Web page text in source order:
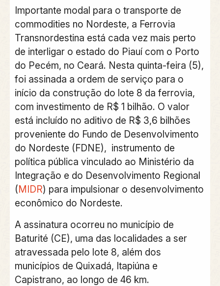
Importante modal para o transporte de
commodities no Nordeste, a Ferrovia
Transnordestina está cada vez mais perto
de interligar o estado do Piauí com o Porto
do Pecém, no Ceará. Nesta quinta-feira (5),
foi assinada a ordem de serviço para o
início da construção do lote 8 da ferrovia,
com investimento de R$ 1 bilhão. O valor
está incluído no aditivo de R$ 3,6 bilhões
proveniente do Fundo de Desenvolvimento
do Nordeste (FDNE), instrumento de
política pública vinculado ao Ministério da
Integração e do Desenvolvimento Regional
(MIDR) para impulsionar o desenvolvimento
econômico do Nordeste.
A assinatura ocorreu no município de
Baturité (CE), uma das localidades a ser
atravessada pelo lote 8, além dos
municípios de Quixadá, Itapiúna e
Capistrano, ao longo de 46 km.